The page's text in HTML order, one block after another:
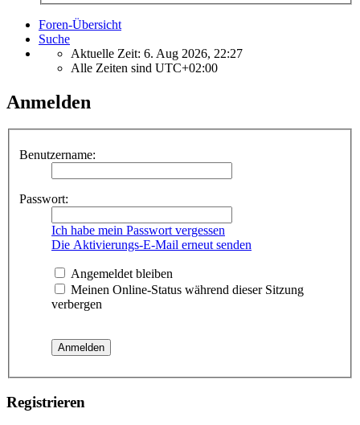
Foren-Übersicht
Suche
Aktuelle Zeit: 6. Aug 2026, 22:27
Alle Zeiten sind UTC+02:00
Anmelden
Benutzername:
Passwort:
Ich habe mein Passwort vergessen
Die Aktivierungs-E-Mail erneut senden
Angemeldet bleiben
Meinen Online-Status während dieser Sitzung
verbergen
Registrieren